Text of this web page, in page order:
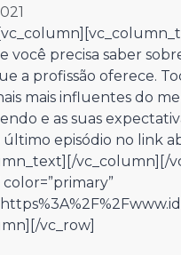
você precisa saber
a profissão oferece.
mais influentes do
e as suas
último episódio no link
vc_column][/
color=”primary”
vc_row]